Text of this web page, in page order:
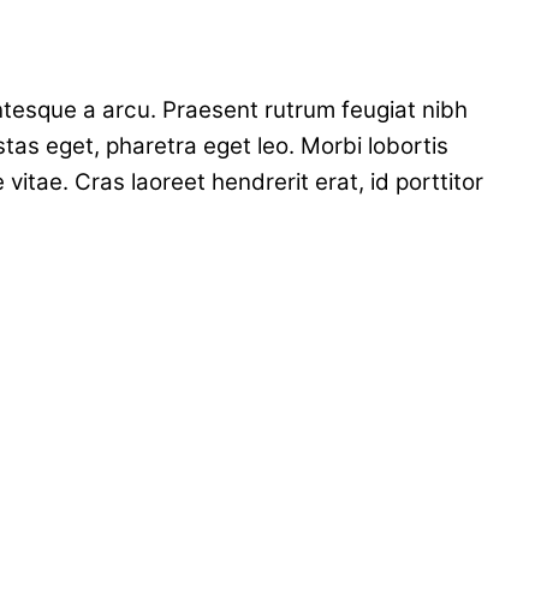
a arcu. Praesent rutrum feugiat nibh
eget, pharetra eget leo. Morbi lobortis
vitae. Cras laoreet hendrerit erat, id porttitor